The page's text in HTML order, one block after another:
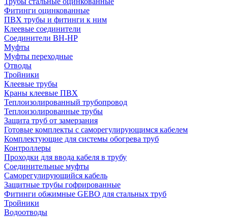
Фитинги оцинкованные
ПВХ трубы и фитинги к ним
Клеевые соединители
Соединители ВН-НР
Муфты
Муфты переходные
Отводы
Тройники
Клеевые трубы
Краны клеевые ПВХ
Теплоизолированный трубопровод
Теплоизолированные трубы
Защита труб от замерзания
Готовые комплекты с саморегулирующимся кабелем
Комплектующие для системы обогрева труб
Контроллеры
Проходки для ввода кабеля в трубу
Соединительные муфты
Саморегулирующийся кабель
Защитные трубы гофрированные
Фитинги обжимные GEBO для стальных труб
Тройники
Водоотводы